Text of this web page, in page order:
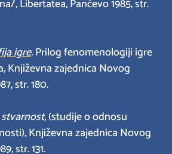
, Libertatea, Pančevo 1985, str.
igre.Prilog fenomenologiji igre
Književna zajednica Novog
str. 180.
(studije o odnosu
Književna zajednica Novog
str. 131.